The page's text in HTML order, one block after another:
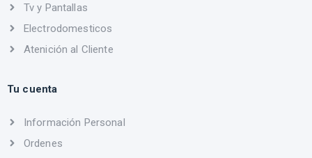
Tv y Pantallas
Electrodomesticos
Atenición al Cliente
Tu cuenta
Información Personal
Ordenes